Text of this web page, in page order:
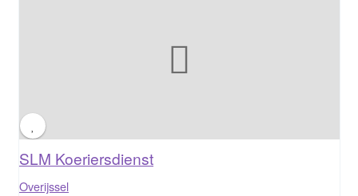
SLM Koeriersdienst
Overijssel